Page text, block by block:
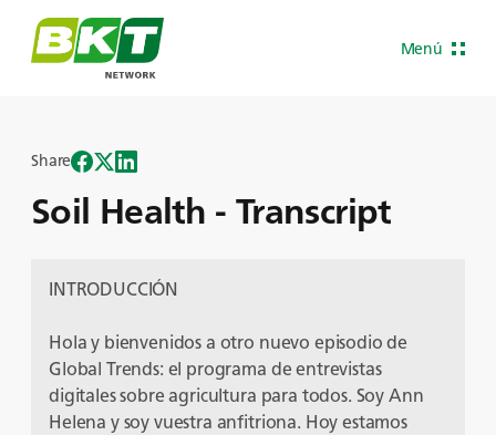
Menú
Soil Health - Transcript
Share
INTRODUCCIÓN
Hola y bienvenidos a otro nuevo episodio de
Global Trends: el programa de entrevistas
digitales sobre agricultura para todos. Soy Ann
Helena y soy vuestra anfitriona. Hoy estamos